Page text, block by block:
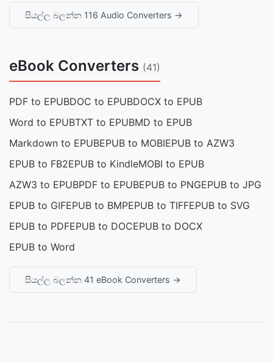
සියල්ල බලන්න 116 Audio Converters →
eBook Converters (41)
PDF to EPUBDOC to EPUBDOCX to EPUB
Word to EPUBTXT to EPUBMD to EPUB
Markdown to EPUBEPUB to MOBIEPUB to AZW3
EPUB to FB2EPUB to KindleMOBI to EPUB
AZW3 to EPUBPDF to EPUBEPUB to PNGEPUB to JPG
EPUB to GIFEPUB to BMPEPUB to TIFFEPUB to SVG
EPUB to PDFEPUB to DOCEPUB to DOCX
EPUB to Word
සියල්ල බලන්න 41 eBook Converters →